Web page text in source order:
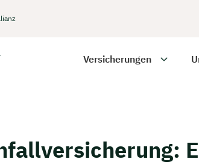
Versicherungen